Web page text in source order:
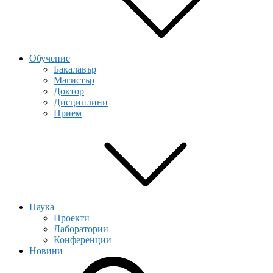
Обучение
Бакалавър
Магистър
Доктор
Дисциплини
Прием
Наука
Проекти
Лаборатории
Конференции
Новини